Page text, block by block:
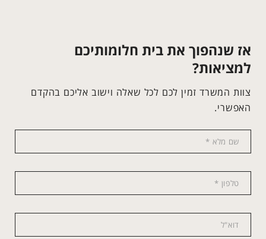
אז שנהפוך את בית חלומותיכם
למציאות?
צוות המשרד זמין לכם לכל שאלה וישוב אליכם בהקדם
האפשרי.